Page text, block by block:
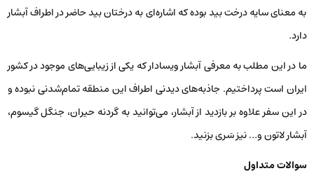
به معنای سایه درخت بید بوده که اشاره‌ای به درختان بید حاضر در اطراف آبشار
دارد.
ما در این مطلب به معرفی آبشار ویسادار که یکی از زیبایی‌های موجود در کشور
ایران است پرداختیم. جاذبه‌های دیدنی اطراف این منطقه تمام‌شدنی نبوده و
در این سفر علاوه بر بازدید از آبشار، می‌توانید به گردنه حیران، جنگل گیسوم،
آبشار لاتون و… نیز سَری بزنید.
سوالات متداول